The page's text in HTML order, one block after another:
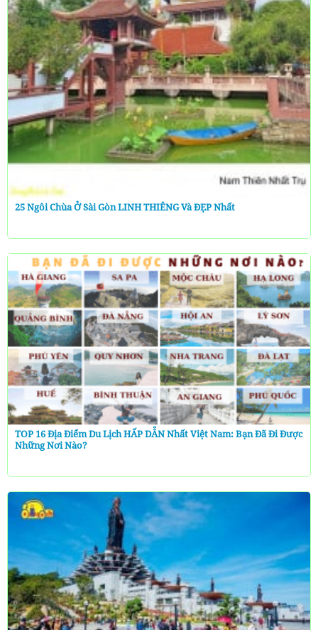
25 Ngôi Chùa Ở Sài Gòn LINH THIÊNG Và ĐẸP Nhất
TOP 16 Địa Điểm Du Lịch HẤP DẪN Nhất Việt Nam: Bạn Đã Đi Được
Những Nơi Nào?